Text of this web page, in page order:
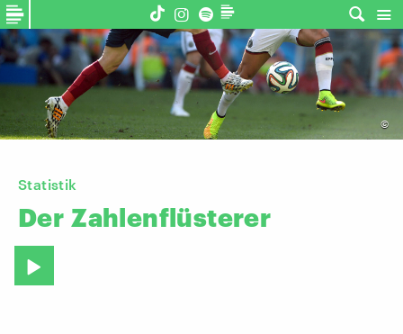
©
Statistik
Der Zahlenflüsterer